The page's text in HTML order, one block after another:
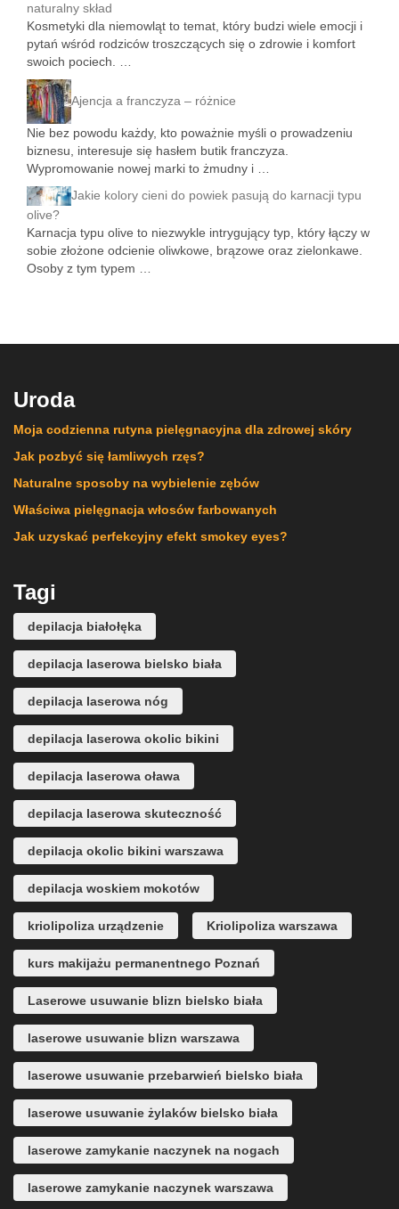
naturalny skład
Kosmetyki dla niemowląt to temat, który budzi wiele emocji i
pytań wśród rodziców troszczących się o zdrowie i komfort
swoich pociech. …
Ajencja a franczyza – różnice
Nie bez powodu każdy, kto poważnie myśli o prowadzeniu
biznesu, interesuje się hasłem butik franczyza.
Wypromowanie nowej marki to żmudny i …
Jakie kolory cieni do powiek pasują do karnacji typu
olive?
Karnacja typu olive to niezwykle intrygujący typ, który łączy w
sobie złożone odcienie oliwkowe, brązowe oraz zielonkawe.
Osoby z tym typem …
Uroda
Moja codzienna rutyna pielęgnacyjna dla zdrowej skóry
Jak pozbyć się łamliwych rzęs?
Naturalne sposoby na wybielenie zębów
Właściwa pielęgnacja włosów farbowanych
Jak uzyskać perfekcyjny efekt smokey eyes?
Tagi
depilacja białołęka
depilacja laserowa bielsko biała
depilacja laserowa nóg
depilacja laserowa okolic bikini
depilacja laserowa oława
depilacja laserowa skuteczność
depilacja okolic bikini warszawa
depilacja woskiem mokotów
kriolipoliza urządzenie Kriolipoliza warszawa
kurs makijażu permanentnego Poznań
Laserowe usuwanie blizn bielsko biała
laserowe usuwanie blizn warszawa
laserowe usuwanie przebarwień bielsko biała
laserowe usuwanie żylaków bielsko biała
laserowe zamykanie naczynek na nogach
laserowe zamykanie naczynek warszawa